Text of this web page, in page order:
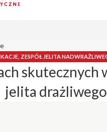
ZESPÓŁ JELITA
skutecznych
jelita drażliwego